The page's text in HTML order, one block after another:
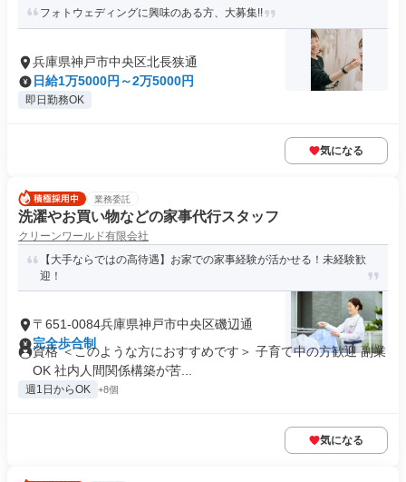
フォトウェディングに興味のある方、大募集!!
兵庫県神戸市中央区北長狭通
日給1万5000円～2万5000円
即日勤務OK
気になる
業務委託
洗濯やお買い物などの家事代行スタッフ
クリーンワールド有限会社
【大手ならではの高待遇】お家での家事経験が活かせる！未経験歓
迎！
〒651-0084兵庫県神戸市中央区磯辺通
完全歩合制
資格 ＜このような方におすすめです＞ 子育て中の方歓迎 副業
OK 社内人間関係構築が苦...
週1日からOK +8個
気になる